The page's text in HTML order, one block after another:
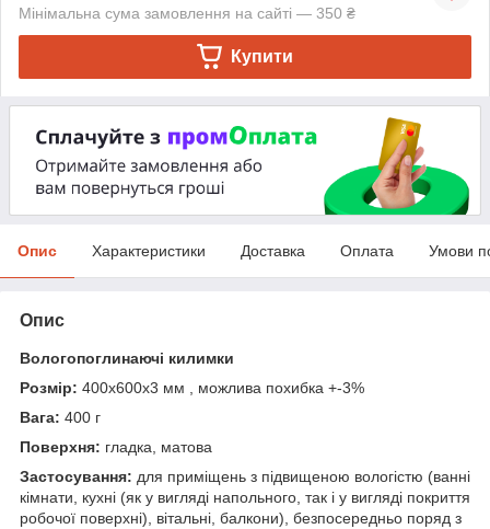
Мінімальна сума замовлення на сайті — 350 ₴
Купити
Опис Характеристики Доставка Оплата Умови
Опис
Вологопоглинаючі килимки
Розмір: 400х600х3 мм , можлива похибка +-3%
Вага: 400 г
Поверхня: гладка, матова
Застосування: для приміщень з підвищеною вологістю (ванні
кімнати, кухні (як у вигляді напольного, так і у вигляді покриття
робочої поверхні), вітальні, балкони), безпосередньо поряд з